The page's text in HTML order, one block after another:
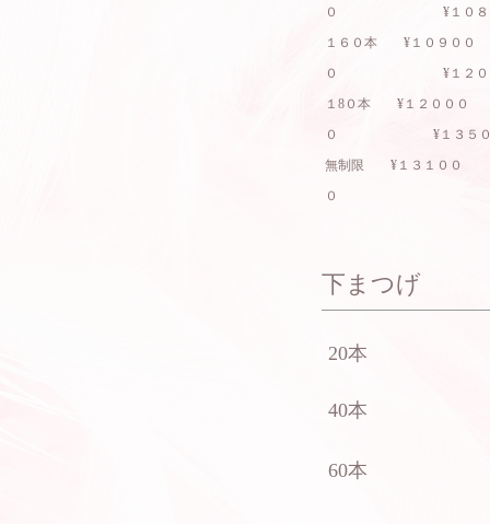
０ ¥１０８
１６０本 ¥１０９００
０ ¥１２０
１8０本 ¥１２０
０ ¥１３５０
無制限 ¥１３１０
０
​下まつげ
20本
40本
60本